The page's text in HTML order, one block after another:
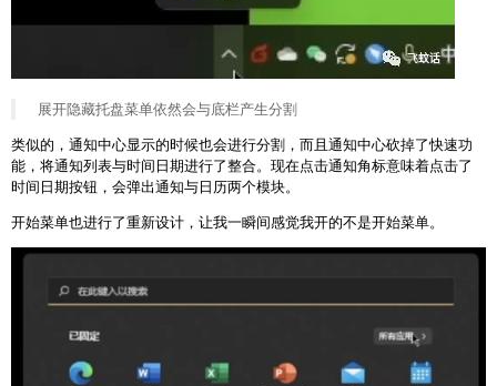
展开隐藏托盘菜单依然会与底栏产生分割
类似的，通知中心显示的时候也会进行分割，而且通知中心砍掉了快速功
能，将通知列表与时间日期进行了整合。现在点击通知角标意味着点击了
时间日期按钮，会弹出通知与日历两个模块。
开始菜单也进行了重新设计，让我一瞬间感觉我开的不是开始菜单。